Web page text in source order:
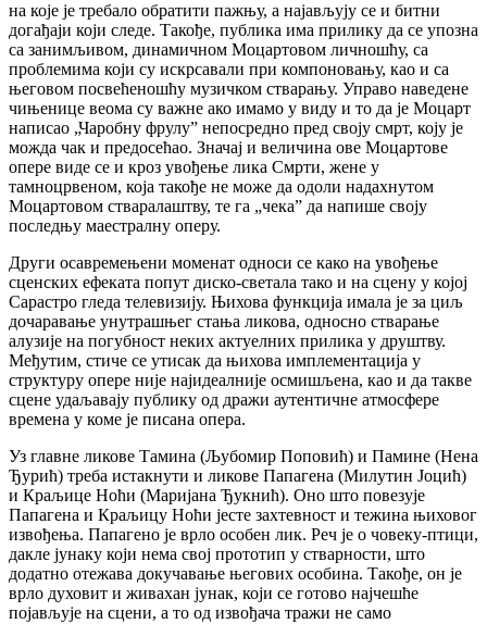
на које је требало обратити пажњу, а најављују се и битни
догађаји који следе. Такође, публика има прилику да се упозна
са занимљивом, динамичном Моцартовом личношћу, са
проблемима који су искрсавали при компоновању, као и са
његовом посвећеношћу музичком стварању. Управо наведене
чињенице веома су важне ако имамо у виду и то да је Моцарт
написао „Чаробну фрулу” непосредно пред своју смрт, коју је
можда чак и предосећао. Значај и величина ове Моцартове
опере виде се и кроз увођење лика Смрти, жене у
тамноцрвеном, која такође не може да одоли надахнутом
Моцартовом стваралаштву, те га „чека” да напише своју
последњу маестралну оперу.
Други осавремењени моменат односи се како на увођење
сценских ефеката попут диско-светала тако и на сцену у којој
Сарастро гледа телевизију. Њихова функција имала је за циљ
дочаравање унутрашњег стања ликова, односно стварање
алузије на погубност неких актуелних прилика у друштву.
Међутим, стиче се утисак да њихова имплементација у
структуру опере није најидеалније осмишљена, као и да такве
сцене удаљавају публику од дражи аутентичне атмосфере
времена у коме је писана опера.
Уз главне ликове Тамина (Љубомир Поповић) и Памине (Нена
Ђурић) треба истакнути и ликове Папагена (Милутин Јоцић)
и Краљице Ноћи (Маријана Ђукнић). Оно што повезује
Папагена и Краљицу Ноћи јесте захтевност и тежина њиховог
извођења. Папагено је врло особен лик. Реч је о човеку-птици,
дакле јунаку који нема свој прототип у стварности, што
додатно отежава докучавање његових особина. Такође, он је
врло духовит и живахан јунак, који се готово најчешће
појављује на сцени, а то од извођача тражи не само